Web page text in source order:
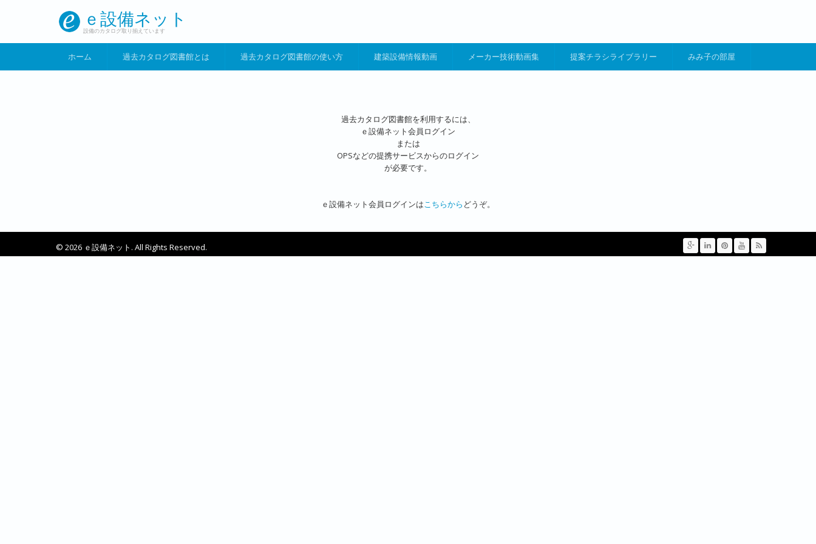
ｅ設備ネット
設備のカタログ取り揃えています
ホーム 過去カタログ図書館とは 過去カタログ図書館の使い方 建築設備情報動画 メーカー技術動画集 提案チラシライブラリー みみ子の部屋
過去カタログ図書館を利用するには、
ｅ設備ネット会員ログイン
または
OPSなどの提携サービスからのログイン
が必要です。
ｅ設備ネット会員ログインはこちらから どうぞ。
© 2026 ｅ設備ネット. All Rights Reserved.